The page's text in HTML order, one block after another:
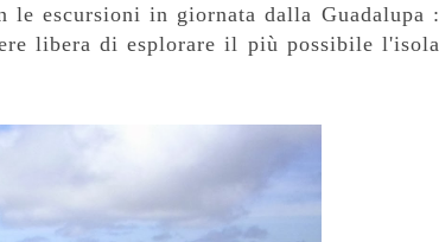
escursioni in giornata dalla Guadalupa :
libera di esplorare il più possibile l'isola